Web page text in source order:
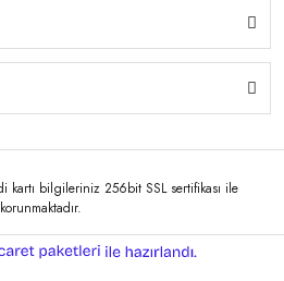
kartı bilgileriniz 256bit SSL sertifikası ile
korunmaktadır.
e-